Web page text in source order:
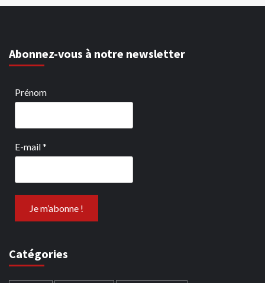
Abonnez-vous à notre newsletter
Prénom
E-mail*
Catégories